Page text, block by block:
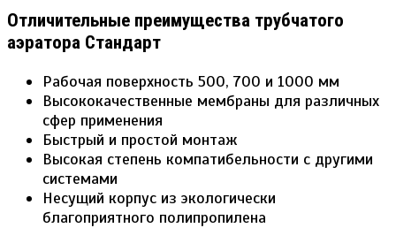
Отличительные преимущества трубчатого
аэратора Стандарт
Pабочая поверхность 500, 700 и 1000 мм
Высококачественные мембраны для различных
сфер применения
Быстрый и простой монтаж
Высокая степень компатибельности с другими
системами
Несущий корпус из экологически
благоприятного полипропилена